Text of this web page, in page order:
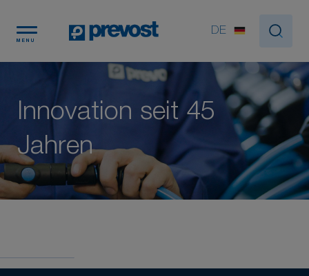
MENU
DE
Innovation seit 45
Jahren